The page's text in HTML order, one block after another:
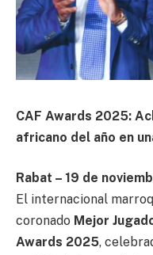
CAF Awards 2025:
africano del año en
Rabat – 19 de
El internacional
coronado Mejor
Awards 2025,